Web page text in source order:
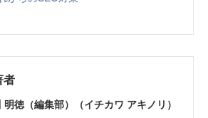
者
明徳（編集部）（イチカワ アキノリ）